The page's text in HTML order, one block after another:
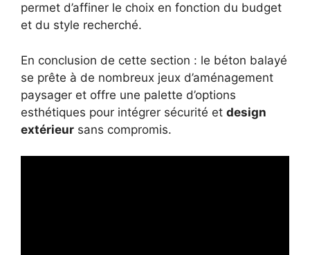
permet d’affiner le choix en fonction du budget
et du style recherché.
En conclusion de cette section : le béton balayé
se prête à de nombreux jeux d’aménagement
paysager et offre une palette d’options
esthétiques pour intégrer sécurité et design
extérieur sans compromis.